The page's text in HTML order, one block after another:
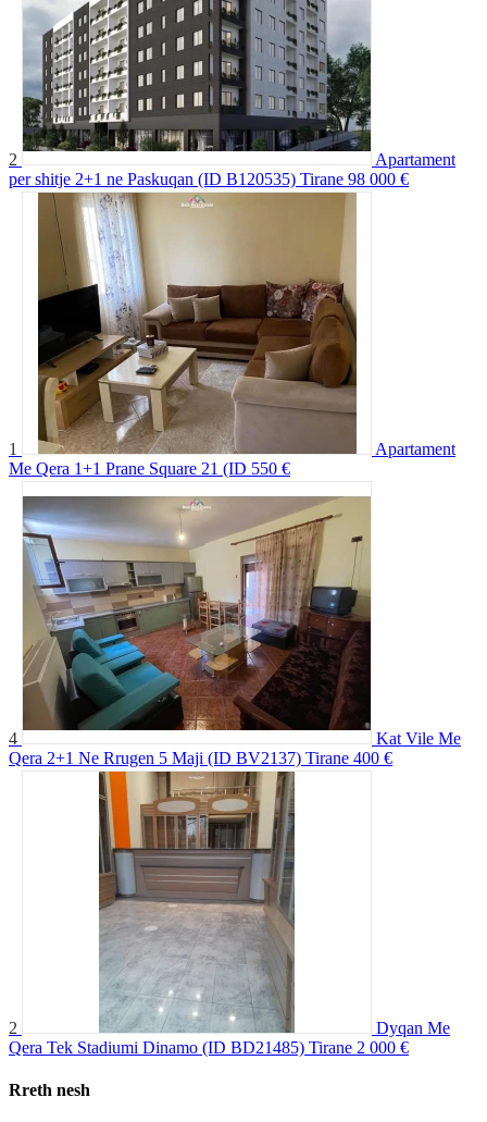
2
Apartament
per shitje 2+1 ne Paskuqan (ID B120535) Tirane 98 000 €
1
Apartament
Me Qera 1+1 Prane Square 21 (ID 550 €
4
Kat Vile Me
Qera 2+1 Ne Rrugen 5 Maji (ID BV2137) Tirane 400 €
2
Dyqan Me
Qera Tek Stadiumi Dinamo (ID BD21485) Tirane 2 000 €
Rreth nesh